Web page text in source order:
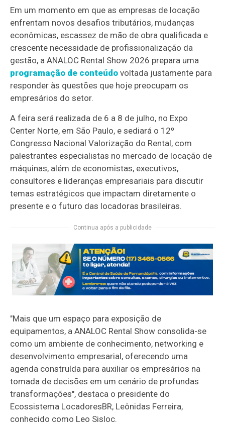
Em um momento em que as empresas de locação
enfrentam novos desafios tributários, mudanças
econômicas, escassez de mão de obra qualificada e
crescente necessidade de profissionalização da
gestão, a ANALOC Rental Show 2026 prepara uma
programação de conteúdo voltada justamente para
responder às questões que hoje preocupam os
empresários do setor.
A feira será realizada de 6 a 8 de julho, no Expo
Center Norte, em São Paulo, e sediará o 12º
Congresso Nacional Valorização do Rental, com
palestrantes especialistas no mercado de locação de
máquinas, além de economistas, executivos,
consultores e lideranças empresariais para discutir
temas estratégicos que impactam diretamente o
presente e o futuro das locadoras brasileiras.
Continua após a publicidade
"Mais que um espaço para exposição de
equipamentos, a ANALOC Rental Show consolida-se
como um ambiente de conhecimento, networking e
desenvolvimento empresarial, oferecendo uma
agenda construída para auxiliar os empresários na
tomada de decisões em um cenário de profundas
transformações", destaca o presidente do
Ecossistema LocadoresBR, Leônidas Ferreira,
conhecido como Leo Sisloc.